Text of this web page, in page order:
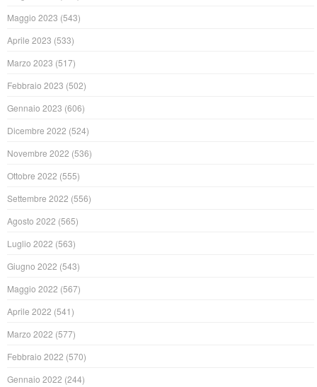
Maggio 2023 (543)
Aprile 2023 (533)
Marzo 2023 (517)
Febbraio 2023 (502)
Gennaio 2023 (606)
Dicembre 2022 (524)
Novembre 2022 (536)
Ottobre 2022 (555)
Settembre 2022 (556)
Agosto 2022 (565)
Luglio 2022 (563)
Giugno 2022 (543)
Maggio 2022 (567)
Aprile 2022 (541)
Marzo 2022 (577)
Febbraio 2022 (570)
Gennaio 2022 (244)